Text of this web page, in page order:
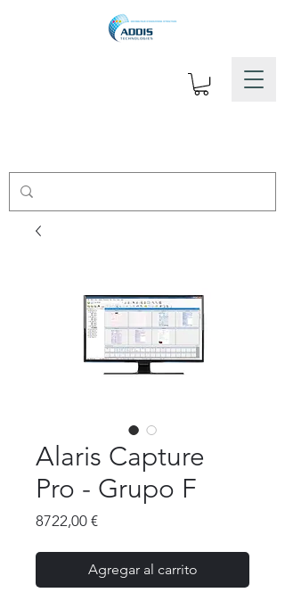
Alaris Capture
Pro - Grupo F
8722,00 €Precio
Agregar al carrito